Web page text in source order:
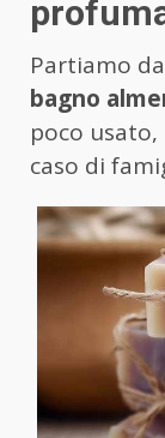
Partiamo
bagno
poco
caso di